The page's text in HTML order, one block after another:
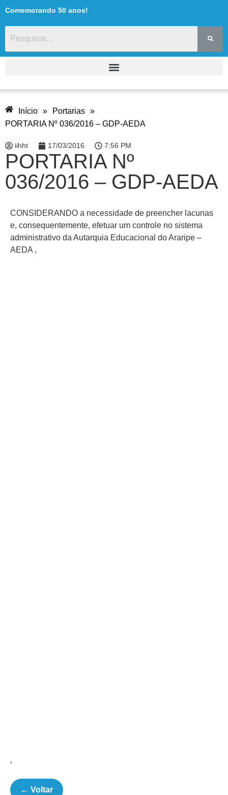
Comemorando 50 anos!
Início » Portarias »
PORTARIA Nº 036/2016 – GDP-AEDA
iihht 17/03/2016 7:56 PM
PORTARIA Nº
036/2016 – GDP-AEDA
CONSIDERANDO a necessidade de preencher lacunas
e, consequentemente, efetuar um controle no sistema
administrativo da Autarquia Educacional do Araripe –
AEDA ,
‘
← Voltar